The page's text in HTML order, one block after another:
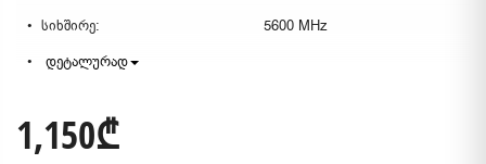
სიხშირე:
5600 MHz
დეტალურად
1,150₾